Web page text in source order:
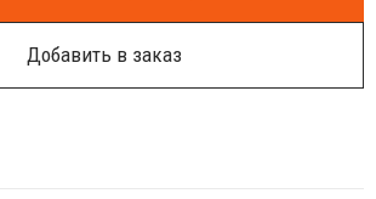
Добавить в заказ